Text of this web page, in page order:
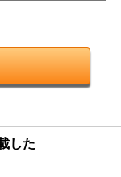
した